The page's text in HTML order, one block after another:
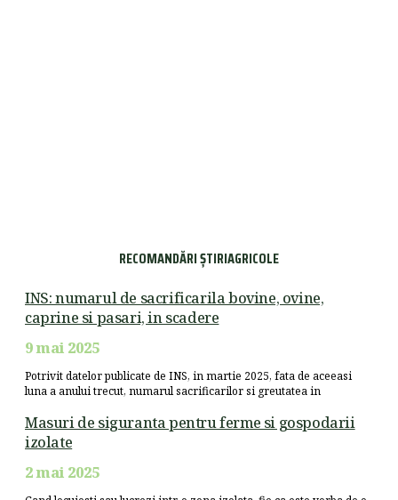
RECOMANDĂRI ȘTIRIAGRICOLE
INS: numarul de sacrificarila bovine, ovine,
caprine si pasari, in scadere
9 mai 2025
Potrivit datelor publicate de INS, in martie 2025, fata de aceeasi
luna a anului trecut, numarul sacrificarilor si greutatea in
Masuri de siguranta pentru ferme si gospodarii
izolate
2 mai 2025